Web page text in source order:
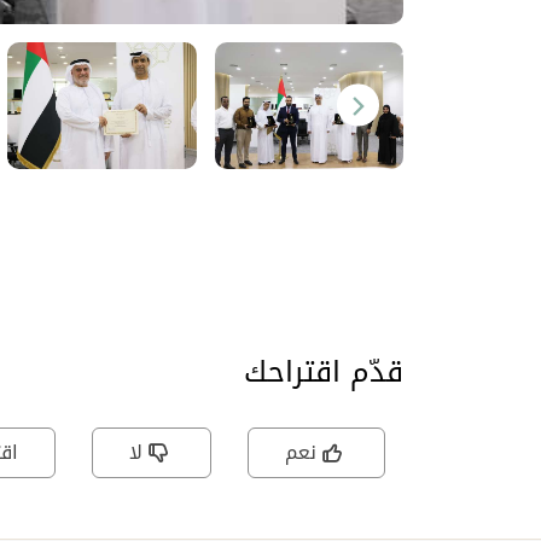
قدّم اقتراحك
نعم لا